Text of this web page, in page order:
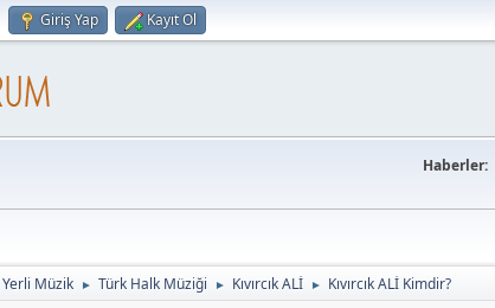
Giriş Yap Kayıt Ol
Haberler:
Yerli Müzik ► Türk Halk Müziği ► Kıvırcık ALİ ► Kıvırcık ALİ Kimdir?